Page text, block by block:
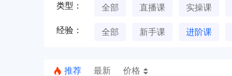
类型： 全部 直播课 实操课
经验： 全部 新手课 进阶课
推荐 最新 价格